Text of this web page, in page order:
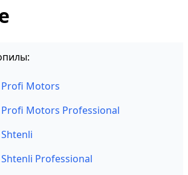
Motors
Motors Professional
Professional